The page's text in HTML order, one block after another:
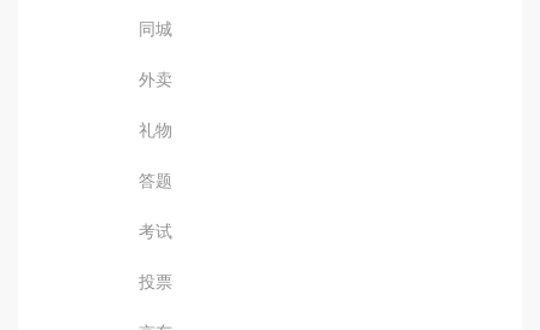
同城
外卖
礼物
答题
考试
投票